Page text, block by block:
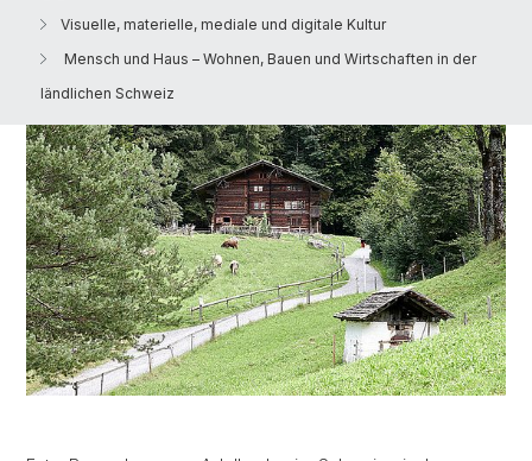
Visuelle, materielle, mediale und digitale Kultur
Mensch und Haus – Wohnen, Bauen und Wirtschaften in der
ländlichen Schweiz